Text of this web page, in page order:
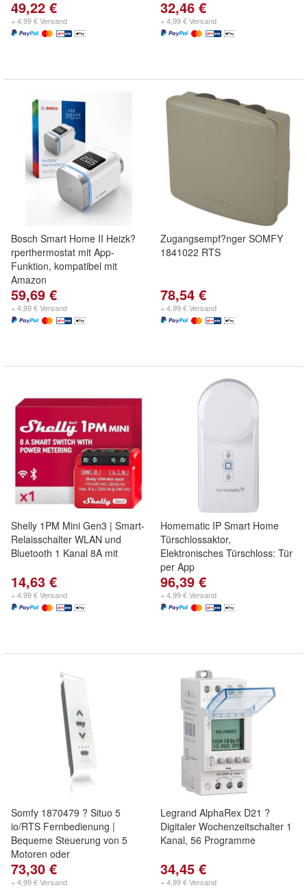
49,22 €
+ 4,99 € Versand
32,46 €
+ 4,99 € Versand
Bosch Smart Home II Heizk?
rperthermostat mit App-
Funktion, kompatibel mit
Amazon
59,69 €
+ 4,99 € Versand
Zugangsempf?nger SOMFY
1841022 RTS
78,54 €
+ 4,99 € Versand
Shelly 1PM Mini Gen3 | Smart-
Relaisschalter WLAN und
Bluetooth 1 Kanal 8A mit
14,63 €
+ 4,99 € Versand
Homematic IP Smart Home
Türschlossaktor,
Elektronisches Türschloss: Tür
per App
96,39 €
+ 4,99 € Versand
Somfy 1870479 ? Situo 5
io/RTS Fernbedienung |
Bequeme Steuerung von 5
Motoren oder
73,30 €
+ 4,99 € Versand
Legrand AlphaRex D21 ?
Digitaler Wochenzeitschalter 1
Kanal, 56 Programme
34,45 €
+ 4,99 € Versand